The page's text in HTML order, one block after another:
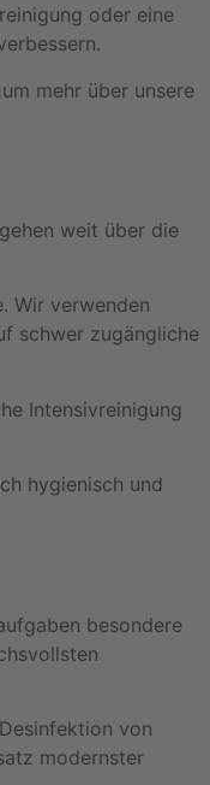
oder eine
mehr über unsere
weit über die
Wir verwenden
schwer zugängliche
Intensivreinigung
hygienisch und
besondere
von
modernster